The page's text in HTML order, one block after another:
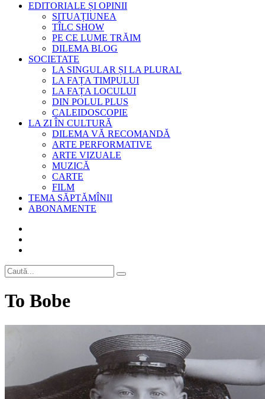
EDITORIALE ȘI OPINII
SITUAȚIUNEA
TÎLC SHOW
PE CE LUME TRĂIM
DILEMA BLOG
SOCIETATE
LA SINGULAR ȘI LA PLURAL
LA FAȚA TIMPULUI
LA FAȚA LOCULUI
DIN POLUL PLUS
CALEIDOSCOPIE
LA ZI ÎN CULTURĂ
DILEMA VĂ RECOMANDĂ
ARTE PERFORMATIVE
ARTE VIZUALE
MUZICĂ
CARTE
FILM
TEMA SĂPTĂMÎNII
ABONAMENTE
To Bobe